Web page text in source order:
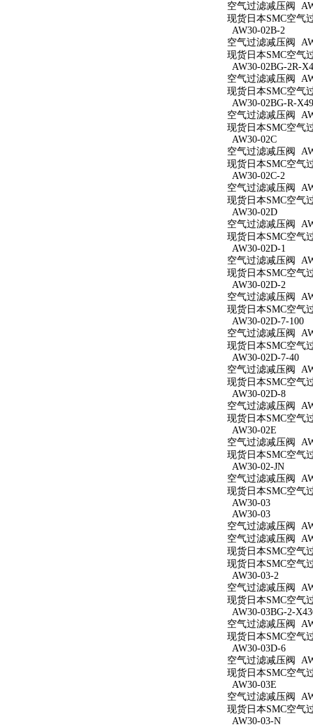
空气过滤减压阀
现货日本SMC空气
AW30-02B-2
空气过滤减压阀
现货日本SMC空气
AW30-02BG-2R-
空气过滤减压阀
现货日本SMC空气
AW30-02BG-R-
空气过滤减压阀
现货日本SMC空气
AW30-02C
空气过滤减压阀
现货日本SMC空气
AW30-02C-2
空气过滤减压阀
现货日本SMC空气
AW30-02D
空气过滤减压阀
现货日本SMC空气
AW30-02D-1
空气过滤减压阀
现货日本SMC空气
AW30-02D-2
空气过滤减压阀
现货日本SMC空气
AW30-02D-7-100
空气过滤减压阀
现货日本SMC空气
AW30-02D-7-40
空气过滤减压阀
现货日本SMC空气
AW30-02D-8
空气过滤减压阀
现货日本SMC空气
AW30-02E
空气过滤减压阀
现货日本SMC空气
AW30-02-JN
空气过滤减压阀
现货日本SMC空气
AW30-03
AW30-03
空气过滤减压阀
空气过滤减压阀
现货日本SMC空气
现货日本SMC空气
AW30-03-2
空气过滤减压阀
现货日本SMC空气
AW30-03BG-2-
空气过滤减压阀
现货日本SMC空气
AW30-03D-6
空气过滤减压阀
现货日本SMC空气
AW30-03E
空气过滤减压阀
现货日本SMC空气
AW30-03-N